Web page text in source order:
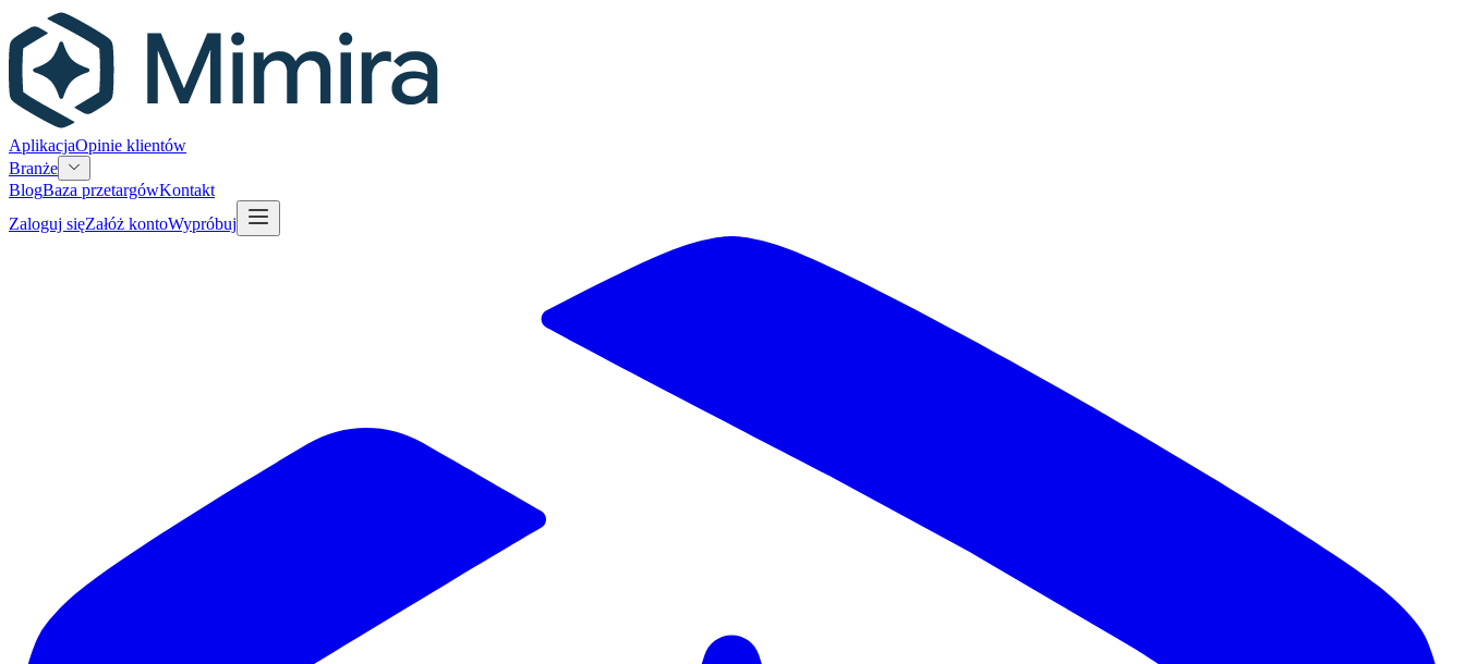
AplikacjaOpinie klientów
Branże
BlogBaza przetargówKontakt
Zaloguj sięZałóż kontoWypróbuj